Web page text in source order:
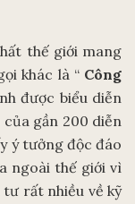
thế giới mang
khác là “ Công
được biểu diễn
gần 200 diễn
ý tưởng độc đáo
ngoài thế giới vì
tư rất nhiều về kỹ